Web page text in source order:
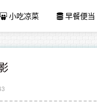
小吃凉菜 早餐便当